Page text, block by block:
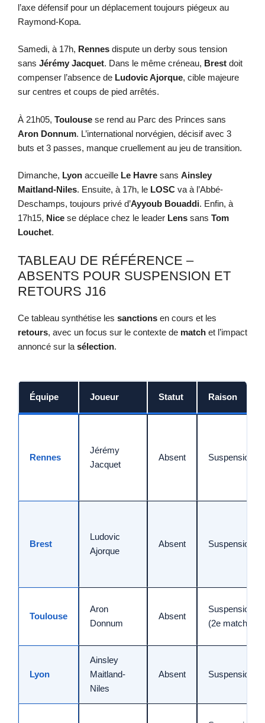
l’axe défensif pour un déplacement toujours piégeux au
Raymond-Kopa.
Samedi, à 17h, Rennes dispute un derby sous tension
sans Jérémy Jacquet. Dans le même créneau, Brest doit
compenser l’absence de Ludovic Ajorque, cible majeure
sur centres et coups de pied arrêtés.
À 21h05, Toulouse se rend au Parc des Princes sans
Aron Donnum. L’international norvégien, décisif avec 3
buts et 3 passes, manque cruellement au jeu de transition.
Dimanche, Lyon accueille Le Havre sans Ainsley
Maitland-Niles. Ensuite, à 17h, le LOSC va à l’Abbé-
Deschamps, toujours privé d’Ayyoub Bouaddi. Enfin, à
17h15, Nice se déplace chez le leader Lens sans Tom
Louchet.
TABLEAU DE RÉFÉRENCE –
ABSENTS POUR SUSPENSION ET
RETOURS J16
Ce tableau synthétise les sanctions en cours et les
retours, avec un focus sur le contexte de match et l’impact
annoncé sur la sélection.
Équipe Joueur Statut Raison
Rennes
Jérémy
Jacquet
Absent Suspension
Brest
Ludovic
Ajorque
Absent Suspension
Toulouse
Aron
Donnum
Absent
Suspension
(2e match)
Lyon
Ainsley
Maitland-
Niles
Absent Suspension